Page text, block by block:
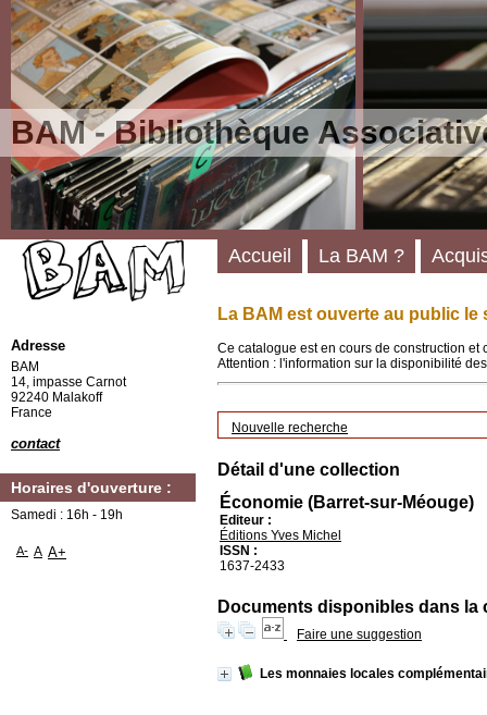
BAM - Bibliothèque
La BAM est ouverte au public le
Ce catalogue est en cours de construction
Attention : l'information sur la disponibilité
Nouvelle recherche
Détail d'une collection
Économie (Barret-sur-Méouge)
Editeur :
Éditions Yves Michel
ISSN :
1637-2433
Documents disponibles dans la
Faire une suggestion
Les monnaies locales
Accueil La BAM ?
Adresse
BAM
14, impasse Carnot
92240 Malakoff
France
contact
Horaires d'ouverture :
Samedi : 16h - 19h
A- A A+